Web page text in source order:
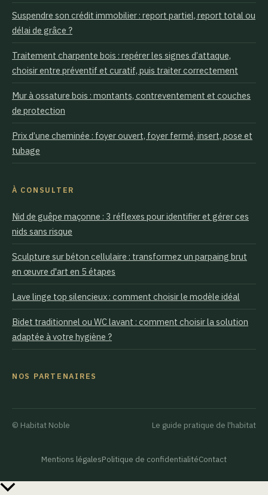
Suspendre son crédit immobilier : report partiel, report total ou
délai de grâce ?
Traitement charpente bois : repérer les signes d’attaque,
choisir entre préventif et curatif, puis traiter correctement
Mur à ossature bois : montants, contreventement et couches
de protection
Prix d’une cheminée : foyer ouvert, foyer fermé, insert, pose et
tubage
À CONSULTER
Nid de guêpe maçonne : 3 réflexes pour identifier et gérer ces
nids sans risque
Sculpture sur béton cellulaire : transformez un parpaing brut
en œuvre d'art en 5 étapes
Lave linge top silencieux : comment choisir le modèle idéal
Bidet traditionnel ou WC lavant : comment choisir la solution
adaptée à votre hygiène ?
NOS PARTENAIRES
© Habitat Noble Le guide pratique de l'habitat
Mentions légalesPolitique de confidentialitéContact